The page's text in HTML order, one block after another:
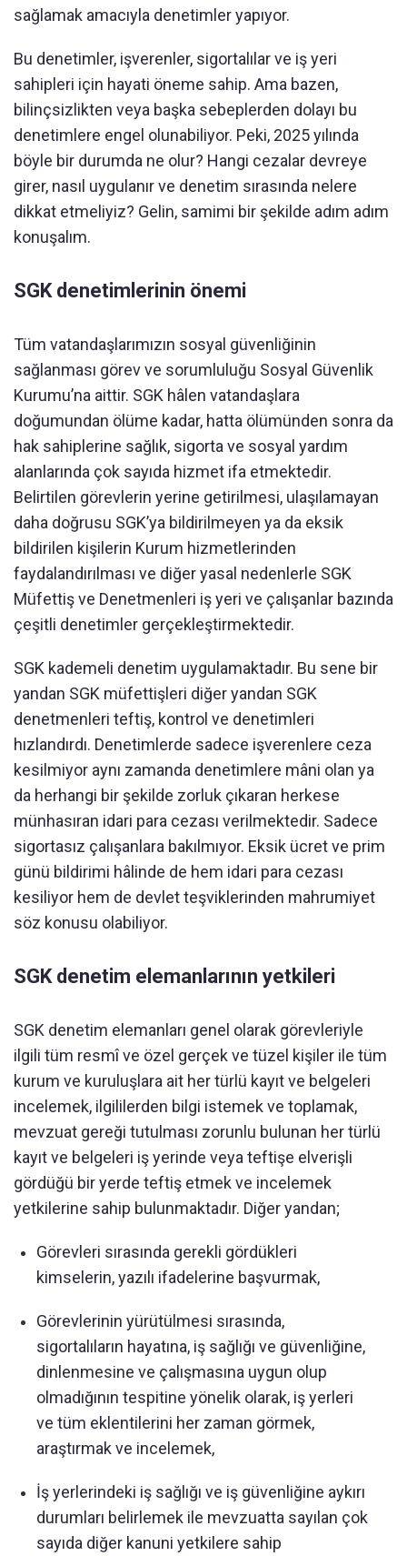
sağlamak amacıyla denetimler yapıyor.
Bu denetimler, işverenler, sigortalılar ve iş yeri
sahipleri için hayati öneme sahip. Ama bazen,
bilinçsizlikten veya başka sebeplerden dolayı bu
denetimlere engel olunabiliyor. Peki, 2025 yılında
böyle bir durumda ne olur? Hangi cezalar devreye
girer, nasıl uygulanır ve denetim sırasında nelere
dikkat etmeliyiz? Gelin, samimi bir şekilde adım adım
konuşalım.
SGK denetimlerinin önemi
Tüm vatandaşlarımızın sosyal güvenliğinin
sağlanması görev ve sorumluluğu Sosyal Güvenlik
Kurumu’na aittir. SGK hâlen vatandaşlara
doğumundan ölüme kadar, hatta ölümünden sonra da
hak sahiplerine sağlık, sigorta ve sosyal yardım
alanlarında çok sayıda hizmet ifa etmektedir.
Belirtilen görevlerin yerine getirilmesi, ulaşılamayan
daha doğrusu SGK’ya bildirilmeyen ya da eksik
bildirilen kişilerin Kurum hizmetlerinden
faydalandırılması ve diğer yasal nedenlerle SGK
Müfettiş ve Denetmenleri iş yeri ve çalışanlar bazında
çeşitli denetimler gerçekleştirmektedir.
SGK kademeli denetim uygulamaktadır. Bu sene bir
yandan SGK müfettişleri diğer yandan SGK
denetmenleri teftiş, kontrol ve denetimleri
hızlandırdı. Denetimlerde sadece işverenlere ceza
kesilmiyor aynı zamanda denetimlere mâni olan ya
da herhangi bir şekilde zorluk çıkaran herkese
münhasıran idari para cezası verilmektedir. Sadece
sigortasız çalışanlara bakılmıyor. Eksik ücret ve prim
günü bildirimi hâlinde de hem idari para cezası
kesiliyor hem de devlet teşviklerinden mahrumiyet
söz konusu olabiliyor.
SGK denetim elemanlarının yetkileri
SGK denetim elemanları genel olarak görevleriyle
ilgili tüm resmî ve özel gerçek ve tüzel kişiler ile tüm
kurum ve kuruluşlara ait her türlü kayıt ve belgeleri
incelemek, ilgililerden bilgi istemek ve toplamak,
mevzuat gereği tutulması zorunlu bulunan her türlü
kayıt ve belgeleri iş yerinde veya teftişe elverişli
gördüğü bir yerde teftiş etmek ve incelemek
yetkilerine sahip bulunmaktadır. Diğer yandan;
Görevleri sırasında gerekli gördükleri
kimselerin, yazılı ifadelerine başvurmak,
Görevlerinin yürütülmesi sırasında,
sigortalıların hayatına, iş sağlığı ve güvenliğine,
dinlenmesine ve çalışmasına uygun olup
olmadığının tespitine yönelik olarak, iş yerleri
ve tüm eklentilerini her zaman görmek,
araştırmak ve incelemek,
İş yerlerindeki iş sağlığı ve iş güvenliğine aykırı
durumları belirlemek ile mevzuatta sayılan çok
sayıda diğer kanuni yetkilere sahip